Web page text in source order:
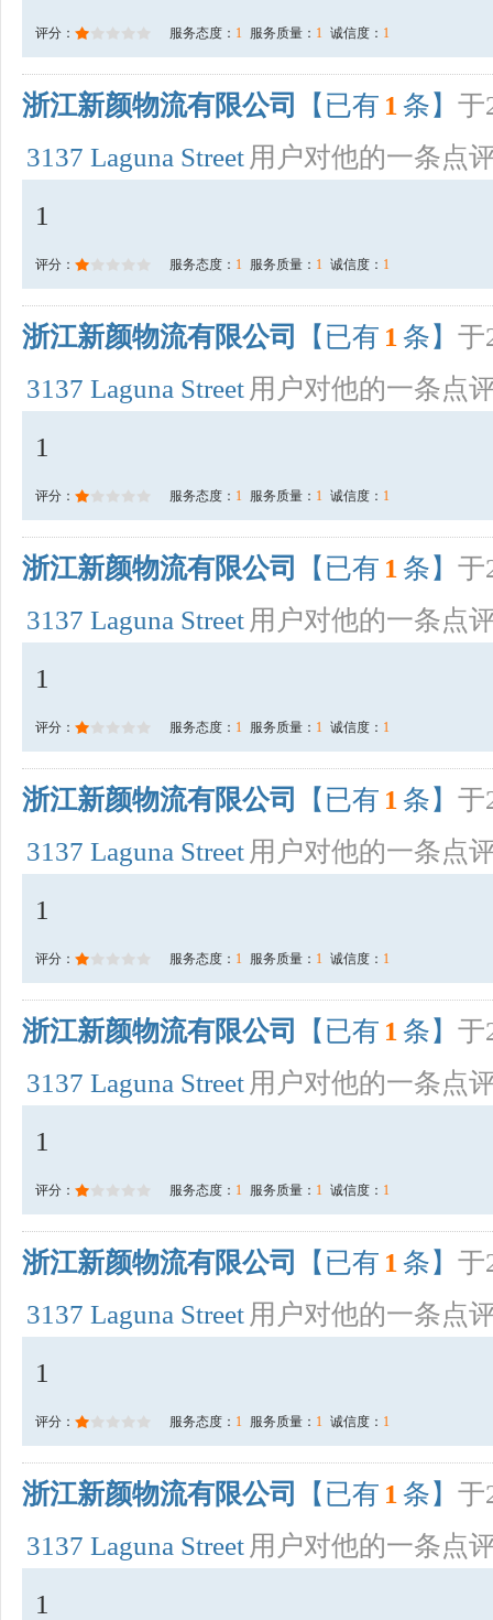
评分： 服务态度： 1 服务质量： 1 诚信度： 1
浙江新颜物流有限公司 【已有 1 条】 于
3137 Laguna Street 用户对他的一条点
1
评分： 服务态度： 1 服务质量： 1 诚信度： 1
浙江新颜物流有限公司 【已有 1 条】 于
3137 Laguna Street 用户对他的一条点
1
评分： 服务态度： 1 服务质量： 1 诚信度： 1
浙江新颜物流有限公司 【已有 1 条】 于
3137 Laguna Street 用户对他的一条点
1
评分： 服务态度： 1 服务质量： 1 诚信度： 1
浙江新颜物流有限公司 【已有 1 条】 于
3137 Laguna Street 用户对他的一条点
1
评分： 服务态度： 1 服务质量： 1 诚信度： 1
浙江新颜物流有限公司 【已有 1 条】 于
3137 Laguna Street 用户对他的一条点
1
评分： 服务态度： 1 服务质量： 1 诚信度： 1
浙江新颜物流有限公司 【已有 1 条】 于
3137 Laguna Street 用户对他的一条点
1
评分： 服务态度： 1 服务质量： 1 诚信度： 1
浙江新颜物流有限公司 【已有 1 条】 于
3137 Laguna Street 用户对他的一条点
1